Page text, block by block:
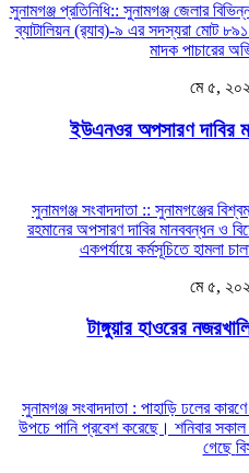
সুনামগঞ্জ প্রতিনিধি:: সুনামগঞ্জ জেলার
ব্যাটালিয়ন (র‌্যাব)-৯ এর সদস্যরা মোট
মাদক পাচারের
মে ৫,
ইউএনওর অপসারণ দাবির
সুনামগঞ্জ সংবাদদাতা :: সুনামগঞ্জের
রহমানের অপসারণ দাবির মানববন্ধন ও
একপর্যায়ে কর্মসূচিতে হামলা
মে ৫,
টাঙ্গুয়ার হাওরের
সুনামগঞ্জ সংবাদদাতা : পাহাড়ি ঢলের
উপচে পানি প্রবেশ করেছে। শনিবার
গেছে